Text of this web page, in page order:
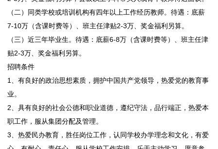
（二）同类学校或培训机构有四年以上工作经历教师。待遇：底薪
7-10万（含课时费等）、班主任津贴2-3万、奖金福利另算。
（三）近三年毕业生。待遇：底薪6-8万（含课时费等）、班主任津
贴2-3万、奖金福利另算。
招聘条件
1、有良好的政治思想素质，拥护中国共产党领导，热爱党的教育事
业。
2、具有良好的社会公德和职业道德，遵纪守法，品行端正，热爱本
职工作，服从集团分配及管理。
3、热爱民办教育，胜任岗位工作，认同学校办学理念和文化，有爱